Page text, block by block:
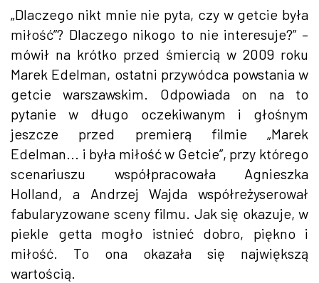
„Dlaczego nikt mnie nie pyta, czy w getcie była
miłość”? Dlaczego nikogo to nie interesuje?” –
mówił na krótko przed śmiercią w 2009 roku
Marek Edelman, ostatni przywódca powstania w
getcie warszawskim. Odpowiada on na to
pytanie w długo oczekiwanym i głośnym
jeszcze przed premierą filmie „Marek
Edelman... i była miłość w Getcie”, przy którego
scenariuszu współpracowała Agnieszka
Holland, a Andrzej Wajda współreżyserował
fabularyzowane sceny filmu. Jak się okazuje, w
piekle getta mogło istnieć dobro, piękno i
miłość. To ona okazała się największą
wartością.